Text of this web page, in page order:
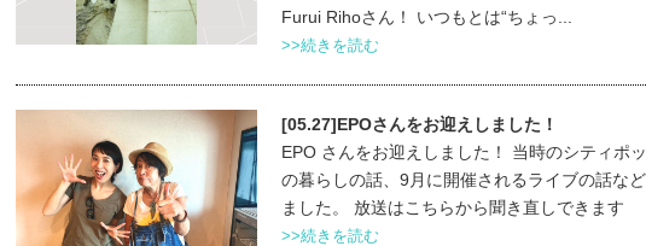
Furui Rihoさん！ いつもとは“ちょっ...
>>続きを読む
[05.27]EPOさんをお迎えしました！
EPO さんをお迎えしました！ 当時のシティポ
の暮らしの話、9月に開催されるライブの話な
ました。 放送はこちらから聞き直しできます
>>続きを読む